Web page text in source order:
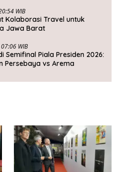
WIB
Kolaborasi Travel untuk
Jawa Barat
WIB
Semifinal Piala Presiden 2026:
Persebaya vs Arema